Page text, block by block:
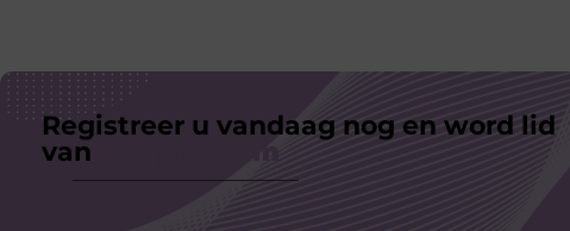
Registreer u vandaag nog en word lid
van